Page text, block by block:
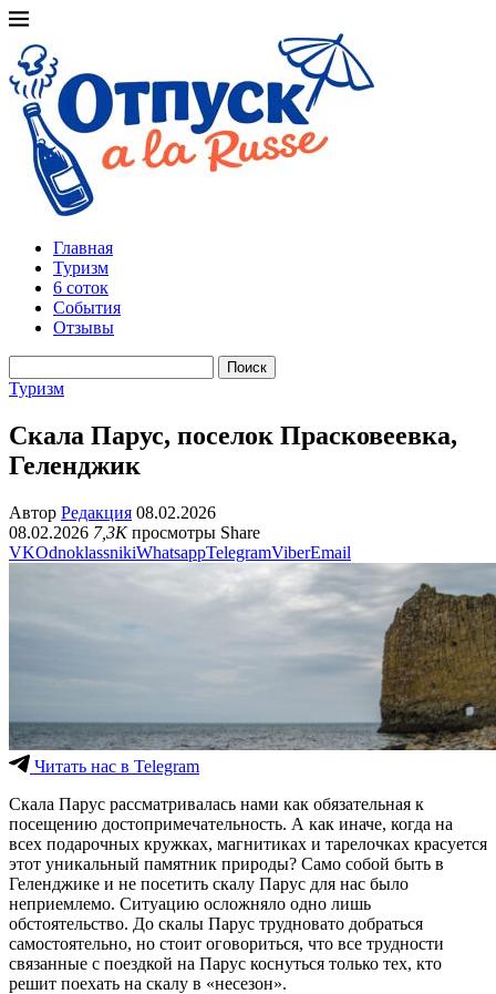
Главная
Туризм
6 соток
События
Отзывы
Поиск
Туризм
Скала Парус, поселок Прасковеевка,
Геленджик
Автор Редакция 08.02.2026
08.02.2026 7,3Kпросмотры Share
VKOdnoklassnikiWhatsappTelegramViberEmail
Читать нас в Telegram
Скала Парус рассматривалась нами как обязательная к
посещению достопримечательность. А как иначе, когда на
всех подарочных кружках, магнитиках и тарелочках красуется
этот уникальный памятник природы? Само собой быть в
Геленджике и не посетить скалу Парус для нас было
неприемлемо. Ситуацию осложняло одно лишь
обстоятельство. До скалы Парус трудновато добраться
самостоятельно, но стоит оговориться, что все трудности
связанные с поездкой на Парус коснуться только тех, кто
решит поехать на скалу в «несезон».